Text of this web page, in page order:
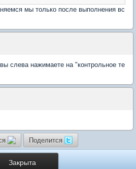
мы только после выполнения вс
слева нажимаете на "контрольное те
Поделится
Закрыта